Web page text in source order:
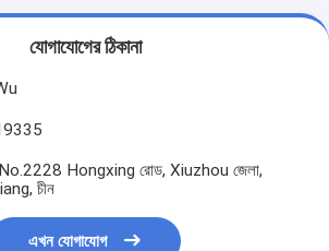
যোগাযোগের ঠিকানা
Hongxing রোড, Xiuzhou জেলা,
চীন
এখন যোগাযোগ